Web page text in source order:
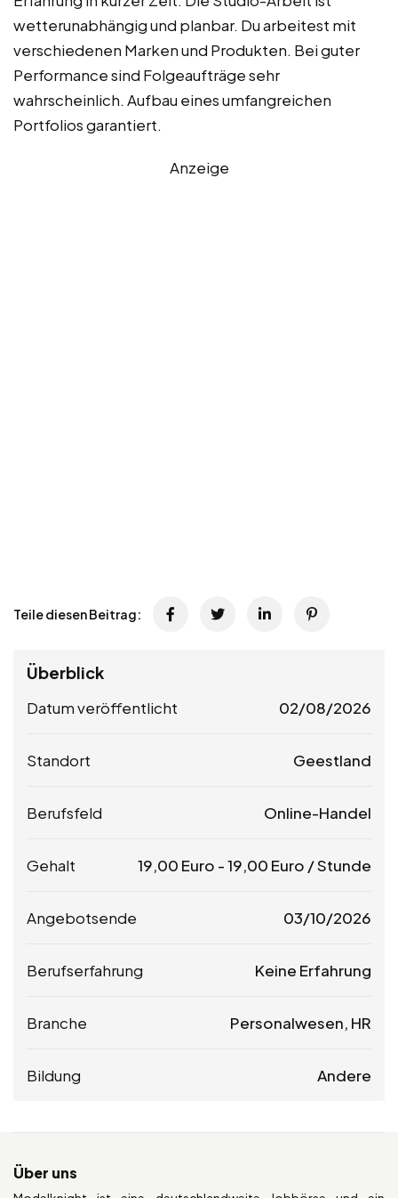
wetterunabhängig und planbar. Du arbeitest mit
verschiedenen Marken und Produkten. Bei guter
Performance sind Folgeaufträge sehr
wahrscheinlich. Aufbau eines umfangreichen
Portfolios garantiert.
Anzeige
Teile diesen Beitrag:
Überblick
Datum veröffentlicht 02/08/2026
Standort Geestland
Berufsfeld Online-Handel
Gehalt 19,00 Euro -19,00 Euro / Stunde
Angebotsende 03/10/2026
Berufserfahrung Keine Erfahrung
Branche Personalwesen, HR
Bildung Andere
Über uns